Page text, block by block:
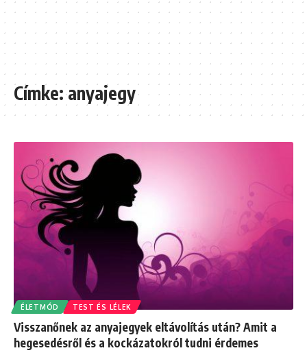
Címke:anyajegy
ÉLETMÓD TEST ÉS LÉLEK
Visszanőnek az anyajegyek eltávolítás után? Amit a
hegesedésről és a kockázatokról tudni érdemes